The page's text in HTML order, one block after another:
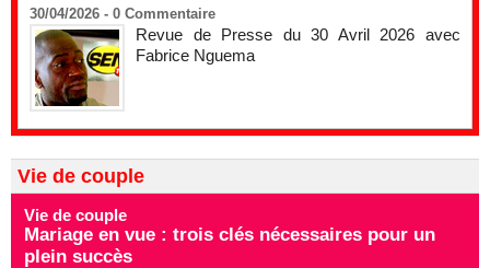
30/04/2026 - 0 Commentaire
Revue de Presse du 30 Avril 2026 avec
Fabrice Nguema
Vie de couple
Vie de couple
Mariage en vue : trois clés nécessaires pour un
plein succès